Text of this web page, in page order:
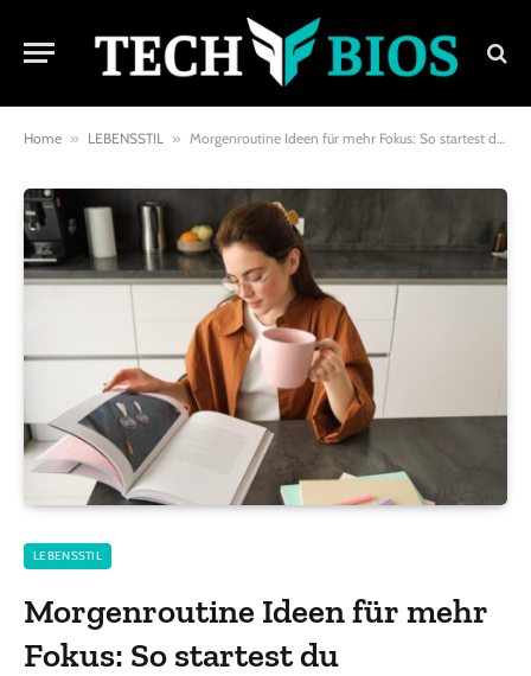
Home » LEBENSSTIL » Morgenroutine Ideen für mehr Fokus: So startest du konzentriert in den Tag
LEBENSSTIL
Morgenroutine Ideen für mehr
Fokus: So startest du